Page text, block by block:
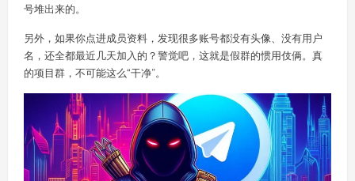
号堆出来的。
另外，如果你点进成员资料，发现很多账号都没有头像、没有用户
名，还全都最近几天加入的？警觉吧，这就是假群的惯用伎俩。真
的项目群，不可能这么“干净”。